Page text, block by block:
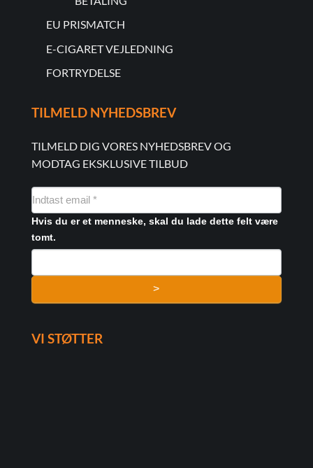
EU PRISMATCH
E-CIGARET VEJLEDNING
FORTRYDELSE
TILMELD NYHEDSBREV
TILMELD DIG VORES NYHEDSBREV OG
MODTAG EKSKLUSIVE TILBUD
NYHEDSMAIL
FORMULAR
Hvis du er et menneske, skal du lade dette felt være
tomt.
>
VI STØTTER